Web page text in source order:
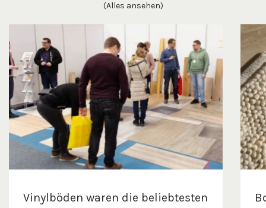
(Alles ansehen)
Vinylböden waren die beliebtesten